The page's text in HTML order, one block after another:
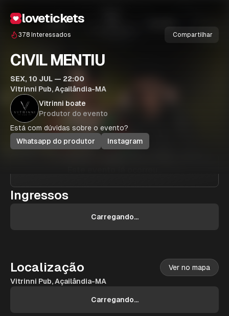
lovetickets
CIVIL MENTIU
SEX, 10 JUL — 22:00
Vitrinni Pub, Açailândia-MA
Vitrinni boate
Produtor do evento
Está com dúvidas sobre o evento?
Whatsapp do produtor
Instagram
378 Interessados Compartilhar
Ingressos
Carregando...
Localização
Ver no mapa
Vitrinni Pub, Açailândia-MA
Carregando...